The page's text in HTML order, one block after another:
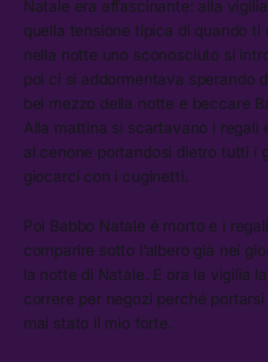
Natale era affascinante: alla
quella tensione tipica di quando ti
nella notte uno sconosciuto si
poi ci si addormentava sperando
bel mezzo della notte e beccare
Alla mattina si scartavano i regali
al cenone portandosi dietro tutti i
giocarci con i cuginetti.
Poi Babbo Natale è morto e i
comparire sotto l’albero già nei
la notte di Natale. E ora la vigilia
correre per negozi perché
mai stato il mio forte.